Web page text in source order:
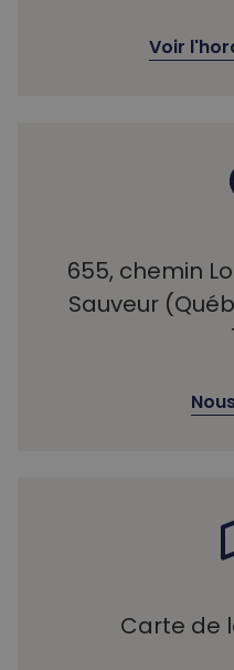
Voir
655, chemin
Sauveur
Carte de